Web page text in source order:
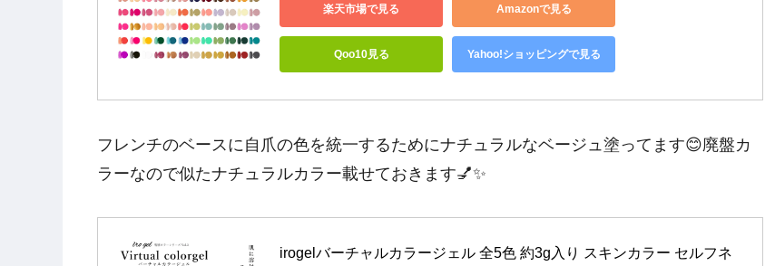
楽天市場で見る Amazonで見る
Qoo10見る Yahoo!ショッピングで見る
フレンチのベースに自爪の色を統一するためにナチュラルなベージュ塗ってます😊廃盤カ
ラーなので似たナチュラルカラー載せておきます💅✨
irogelバーチャルカラージェル 全5色 約3g入り スキンカラー セルフネ